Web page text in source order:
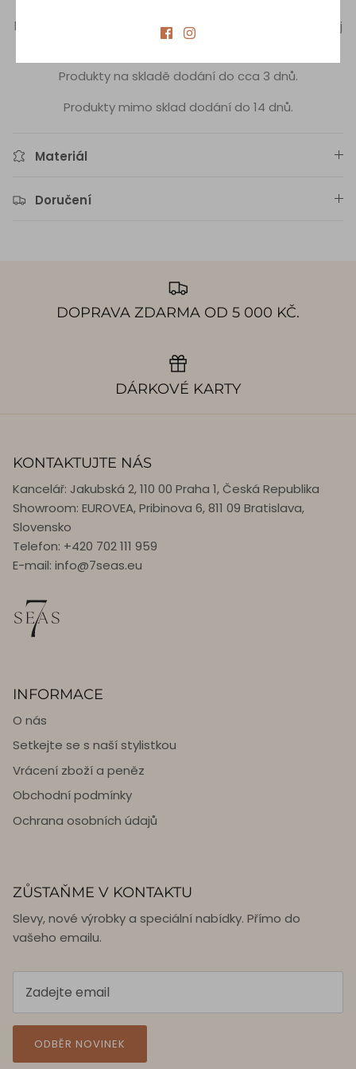
kvality, který zaručuje, že barvy nevyblednou a udrží svůj
tvar po mnoho sezón.
Produkty na skladě dodání do cca 3 dnů.
Produkty mimo sklad dodání do 14 dnů.
Materiál
Doručení
DOPRAVA ZDARMA OD 5 000 KČ.
DÁRKOVÉ KARTY
KONTAKTUJTE NÁS
Kancelář: Jakubská 2, 110 00 Praha 1, Česká Republika
Showroom: EUROVEA, Pribinova 6, 811 09 Bratislava,
Slovensko
Telefon: +420 702 111 959
E-mail: info@7seas.eu
INFORMACE
O nás
Setkejte se s naší stylistkou
Vrácení zboží a peněz
Obchodní podmínky
Ochrana osobních údajů
ZŮSTAŇME V KONTAKTU
Slevy, nové výrobky a speciální nabídky. Přímo do
vašeho emailu.
ODBĚR NOVINEK